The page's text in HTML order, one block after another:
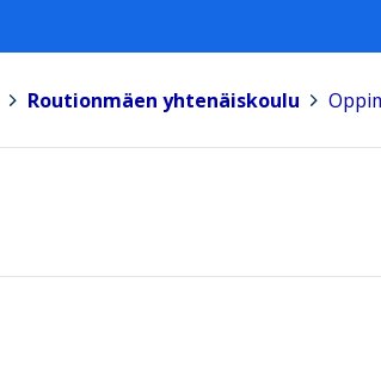
Routionmäen yhtenäiskoulu